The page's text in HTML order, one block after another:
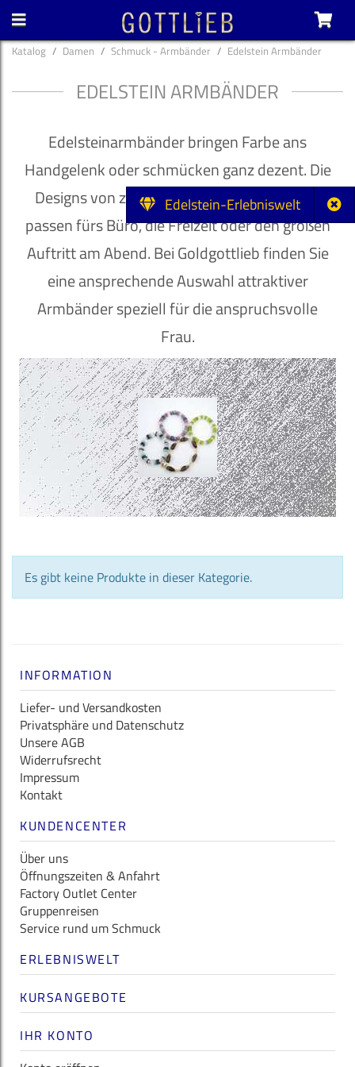
Edelstein-Erlebniswelt
Katalog Damen Schmuck - Armbänder Edelstein Armbänder
EDELSTEIN ARMBÄNDER
Edelsteinarmbänder bringen Farbe ans
Handgelenk oder schmücken ganz dezent. Die
Designs von zurückhaltend bis extravagant
passen fürs Büro, die Freizeit oder den großen
Auftritt am Abend. Bei Goldgottlieb finden Sie
eine ansprechende Auswahl attraktiver
Armbänder speziell für die anspruchsvolle
Frau.
Es gibt keine Produkte in dieser Kategorie.
INFORMATION
Liefer- und Versandkosten
Privatsphäre und Datenschutz
Unsere AGB
Widerrufsrecht
Impressum
Kontakt
KUNDENCENTER
Über uns
Öffnungszeiten & Anfahrt
Factory Outlet Center
Gruppenreisen
Service rund um Schmuck
ERLEBNISWELT
KURSANGEBOTE
IHR KONTO